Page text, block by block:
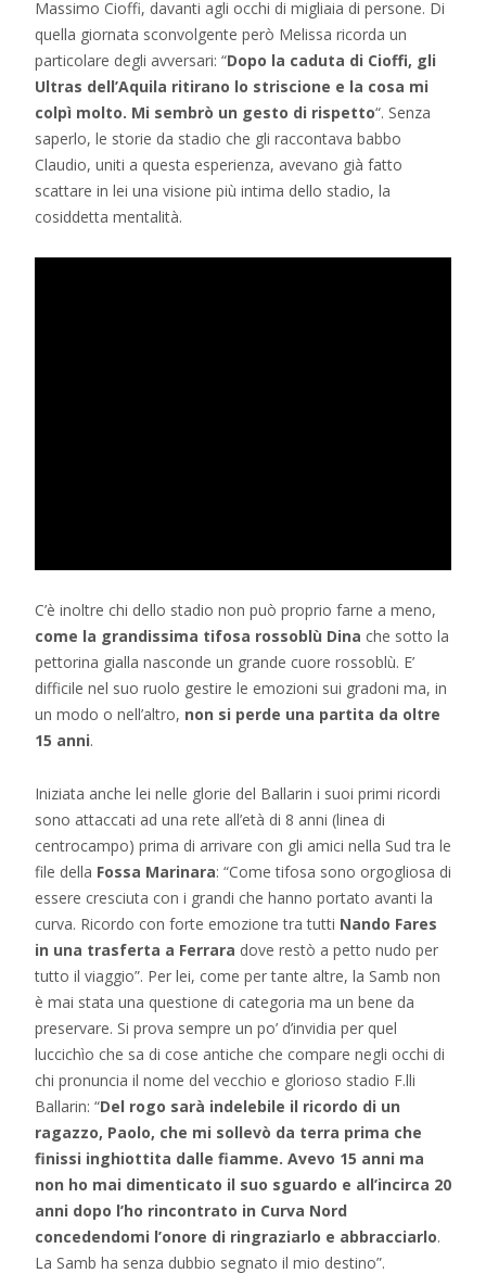
Massimo Cioffi, davanti agli occhi di migliaia di persone. Di
quella giornata sconvolgente però Melissa ricorda un
particolare degli avversari: “Dopo la caduta di Cioffi, gli
Ultras dell’Aquila ritirano lo striscione e la cosa mi
colpì molto. Mi sembrò un gesto di rispetto“. Senza
saperlo, le storie da stadio che gli raccontava babbo
Claudio, uniti a questa esperienza, avevano già fatto
scattare in lei una visione più intima dello stadio, la
cosiddetta mentalità.
C’è inoltre chi dello stadio non può proprio farne a meno,
come la grandissima tifosa rossoblù Dina che sotto la
pettorina gialla nasconde un grande cuore rossoblù. E’
difficile nel suo ruolo gestire le emozioni sui gradoni ma, in
un modo o nell’altro, non si perde una partita da oltre
15 anni.
Iniziata anche lei nelle glorie del Ballarin i suoi primi ricordi
sono attaccati ad una rete all’età di 8 anni (linea di
centrocampo) prima di arrivare con gli amici nella Sud tra le
file della Fossa Marinara: “Come tifosa sono orgogliosa di
essere cresciuta con i grandi che hanno portato avanti la
curva. Ricordo con forte emozione tra tutti Nando Fares
in una trasferta a Ferrara dove restò a petto nudo per
tutto il viaggio”. Per lei, come per tante altre, la Samb non
è mai stata una questione di categoria ma un bene da
preservare. Si prova sempre un po’ d’invidia per quel
luccichìo che sa di cose antiche che compare negli occhi di
chi pronuncia il nome del vecchio e glorioso stadio F.lli
Ballarin: “Del rogo sarà indelebile il ricordo di un
ragazzo, Paolo, che mi sollevò da terra prima che
finissi inghiottita dalle fiamme. Avevo 15 anni ma
non ho mai dimenticato il suo sguardo e all’incirca 20
anni dopo l’ho rincontrato in Curva Nord
concedendomi l’onore di ringraziarlo e abbracciarlo.
La Samb ha senza dubbio segnato il mio destino”.